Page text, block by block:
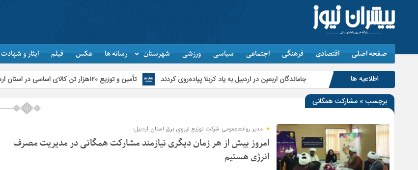
صفحه اصلی اقتصادی فرهنگی اجتماعی سیاسی ورزشی شهرستان رسانه ها عکس فیلم ایثار و شهادت
اطلاعیه ها جاماندگان اربعین در اردبیل به یاد کربلا پیاده‌روی کردند تأمین و توزیع ۱۲۰هزار تن کالای اساسی در استان اردبیل/ خط دوم ایکس‌ری گمرک بیله‌سوار با تجهیزات مدرن عملیاتی خواهد شد
برچسب » مشارکت همگانی
مدیر روابط‌عمومی شرکت توزیع نیروی برق استان اردبیل:
امروز بیش از هر زمان دیگری نیازمند مشارکت همگانی در مدیریت مصرف
انرژی هستیم